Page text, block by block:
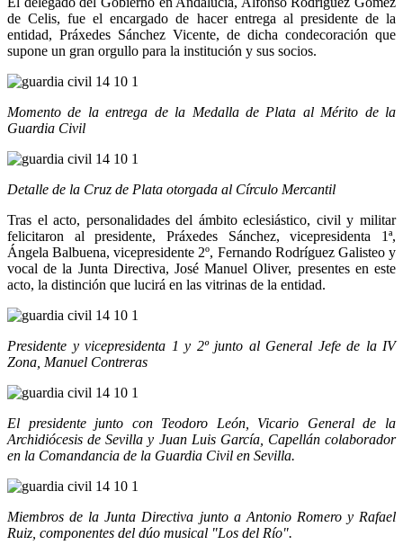
de Celis, fue el encargado de hacer entrega al presidente de la
entidad, Práxedes Sánchez Vicente, de dicha condecoración que
supone un gran orgullo para la institución y sus socios.
Momento de la entrega de la Medalla de Plata al Mérito de la
Guardia Civil
Detalle de la Cruz de Plata otorgada al Círculo Mercantil
Tras el acto, personalidades del ámbito eclesiástico, civil y militar
felicitaron al presidente, Práxedes Sánchez, vicepresidenta 1ª,
Ángela Balbuena, vicepresidente 2º, Fernando Rodríguez Galisteo y
vocal de la Junta Directiva, José Manuel Oliver, presentes en este
acto, la distinción que lucirá en las vitrinas de la entidad.
Presidente y vicepresidenta 1 y 2º junto al General Jefe de la IV
Zona, Manuel Contreras
El presidente junto con Teodoro León, Vicario General de la
Archidiócesis de Sevilla y Juan Luis García, Capellán colaborador
en la Comandancia de la Guardia Civil en Sevilla.
Miembros de la Junta Directiva junto a Antonio Romero y Rafael
Ruiz, componentes del dúo musical "Los del Río".